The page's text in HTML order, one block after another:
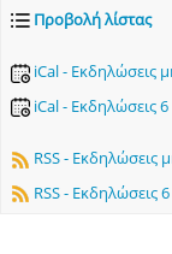
Προβολή λίστας
iCal - Εκδηλώσεις
iCal - Εκδηλώσεις
RSS - Εκδηλώσεις
RSS - Εκδηλώσεις